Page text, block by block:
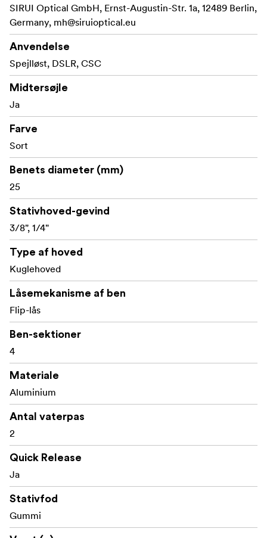
kameratske eller håndbagage! Du behøver ikke længere
bruge undskyldningen, at du ikke kan medbringe et
stativ, fordi det er for stort!
ET-serien har en unik designet benmekanisme, som gør,
at du kan folde benene 180° opad. Dette gør at stativet
kan blive betydeligt mindre end sammenlignelige
stativer med konventionelt bendesign. Yderligere en
fordel er, at kuglehovedet kan blive siddende på stativet,
og det vil stadig passe i tasken.
SIRUI Optical GmbH, Ernst-Augustin-Str. 1a, 12489 Berlin,
Germany, mh@siruioptical.eu
Anvendelse
Spejlløst, DSLR, CSC
Midtersøjle
Ja
Farve
Sort
Benets diameter (mm)
25
Stativhoved-gevind
3/8", 1/4"
Type af hoved
Kuglehoved
Låsemekanisme af ben
Flip-lås
Ben-sektioner
4
Materiale
Aluminium
Antal vaterpas
2
Quick Release
Ja
Stativfod
Gummi